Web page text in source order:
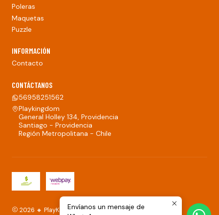
Poleras
Maquetas
Puzzle
INFORMACIÓN
Contacto
CONTÁCTANOS
56958251562
Playkingdom
General Holley 134, Providencia
Santiago - Providencia
Región Metropolitana - Chile
2026 🔸 PlayKingdom.Envíanos un mensaje de